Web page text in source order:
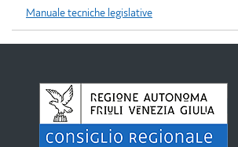
Manuale tecniche legislative